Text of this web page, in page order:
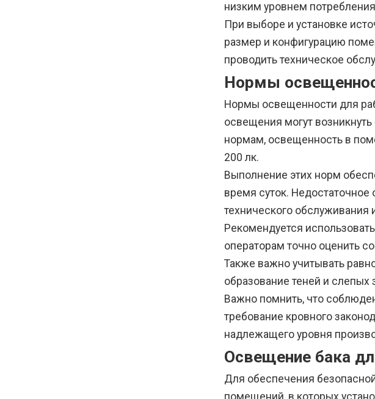
низким уровнем
При выборе и установке
размер и конфигурацию
проводить техническое
Нормы
Нормы освещенности для
освещения могут
нормам, освещенность в
200 лк.
Выполнение этих норм
время суток.
технического обслуживания
Рекомендуется
операторам точно оценить
Также важно учитывать
образование теней и слепых
Важно помнить, что
требование кровного
надлежащего уровня
Освещение бака
Для обеспечения